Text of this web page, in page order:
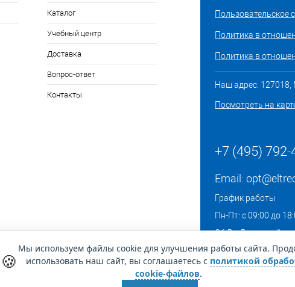
Каталог
Учебный центр
Доставка
Вопрос-ответ
Контакты
Пользовательское
Политика в
Политика в
Наш адрес: 127018,
Посмотреть на
+7 (495) 792-
Email:
График работы
Пн-Пт: с 09:00 до
Сб-Вс: Выходной
🍪
Мы используем файлы cookie для улучшения работы сайта.
использовать наш сайт, вы соглашаетесь с политикой
cookie-файлов.